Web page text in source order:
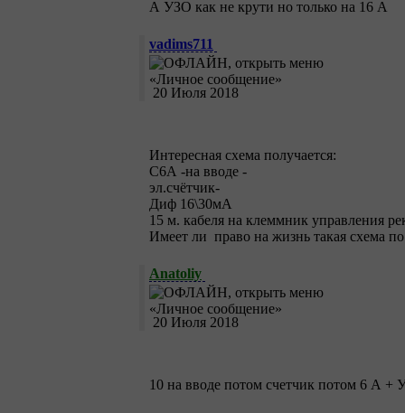
А УЗО как не крути но только на 16 А
vadims711
20 Июля 2018
Интересная схема получается:
С6А -на вводе -
эл.счётчик-
Диф 16\30мА
15 м. кабеля на клеммник управления
Имеет ли право на жизнь такая схема
Anatoliy
20 Июля 2018
10 на вводе потом счетчик потом 6 А +